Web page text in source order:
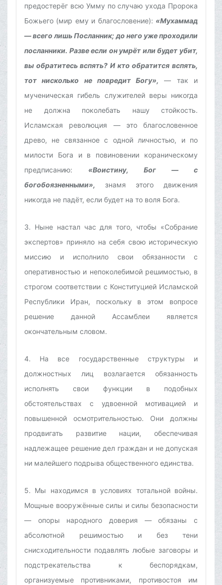
предостерёг всю Умму по случаю ухода Пророка
Божьего (мир ему и благословение): «Мухаммад
— всего лишь Посланник; до него уже проходили
посланники. Разве если он умрёт или будет убит,
вы обратитесь вспять? И кто обратится вспять,
тот нисколько не повредит Богу», — так и
мученическая гибель служителей веры никогда
не должна поколебать нашу стойкость.
Исламская революция — это благословенное
древо, не связанное с одной личностью, и по
милости Бога и в повиновении кораническому
предписанию: «Воистину, Бог — с
богобоязненными», знамя этого движения
никогда не падёт, если будет на то воля Бога.
3. Ныне настал час для того, чтобы «Собрание
экспертов» приняло на себя свою историческую
миссию и исполнило свои обязанности с
оперативностью и непоколебимой решимостью, в
строгом соответствии с Конституцией Исламской
Республики Иран, поскольку в этом вопросе
решение данной Ассамблеи является
окончательным словом.
4. На все государственные структуры и
должностных лиц возлагается обязанность
исполнять свои функции в подобных
обстоятельствах с удвоенной мотивацией и
повышенной осмотрительностью. Они должны
продвигать развитие нации, обеспечивая
надлежащее решение дел граждан и не допуская
ни малейшего подрыва общественного единства.
5. Мы находимся в условиях тотальной войны.
Мощные вооружённые силы и силы безопасности
— опоры народного доверия — обязаны с
абсолютной решимостью и без тени
снисходительности подавлять любые заговоры и
подстрекательства к беспорядкам,
организуемые противниками, противостоя им